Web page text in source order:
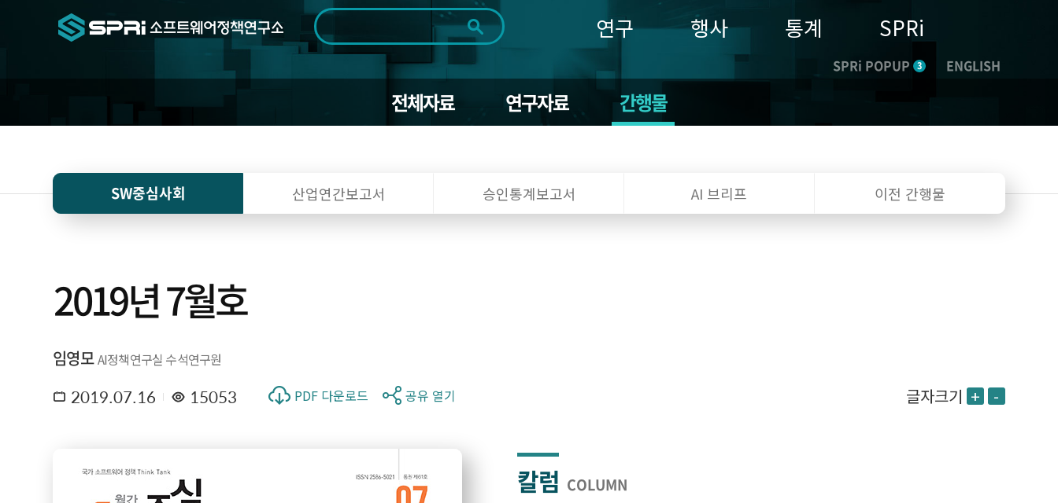
검색범위 전체
기간 전체 1일 1주 1개월 3개월 1년
~
연구 행사 통계 SPRi
SPRi POPUP 3 ENGLISH
전체자료 연구자료 간행물
SW중심사회 산업연간보고서 승인통계보고서 AI 브리프 이전 간행물
2019년 7월호
임영모 AI정책연구실 수석연구원
2019.07.16 15053 PDF 다운로드 공유 열기 글자크기 + -
칼럼 COLUMN